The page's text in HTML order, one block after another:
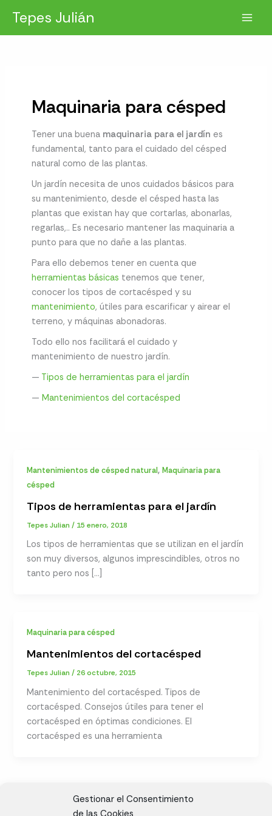
Gestionar el Consentimiento
de las Cookies
contenido
Tepes Julián
Maquinaria para césped
Tener una buena maquinaria para el jardín es
fundamental, tanto para el cuidado del césped
natural como de las plantas.
Un jardín necesita de unos cuidados básicos para
su mantenimiento, desde el césped hasta las
plantas que existan hay que cortarlas, abonarlas,
regarlas,.. Es necesario mantener las maquinaria a
punto para que no dañe a las plantas.
Para ello debemos tener en cuenta que
herramientas básicas tenemos que tener,
conocer los tipos de cortacésped y su
mantenimiento, útiles para escarificar y airear el
terreno, y máquinas abonadoras.
Todo ello nos facilitará el cuidado y
mantenimiento de nuestro jardín.
— Tipos de herramientas para el jardín
— Mantenimientos del cortacésped
Mantenimientos de césped natural,Maquinaria para
césped
Tipos de herramientas para el jardín
Tepes Julian/ 15 enero, 2018
Los tipos de herramientas que se utilizan en el jardín
son muy diversos, algunos imprescindibles, otros no
tanto pero nos […]
Maquinaria para césped
Mantenimientos del cortacésped
Tepes Julian/ 26 octubre, 2015
Mantenimiento del cortacésped. Tipos de
cortacésped. Consejos útiles para tener el
cortacésped en óptimas condiciones. El
cortacésped es una herramienta